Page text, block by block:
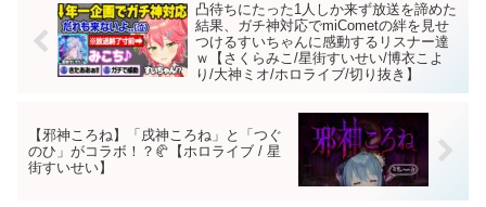
凸待ちにたった1人しか来ず放送を諦めた
結果、ガチ神対応でmiCometの絆を見せ
つけるすいちゃんに感動するリスナー達
ｗ【さくらみこ/星街すいせい/博衣こよ
り/大神ミオ/ホロライブ/切り抜き】
【邪神ころね】「戌神ころね」と「つぐ
のひ」がコラボ！？🥐【ホロライブ / 星
街すいせい】